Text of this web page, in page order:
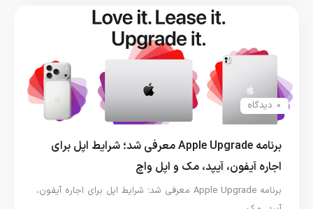
0 دیدگاه
برنامه Apple Upgrade معرفی شد؛ شرایط اپل برای
اجاره آیفون، آیپد، مک و اپل واچ
برنامه Apple Upgrade معرفی شد؛ شرایط اپل برای اجاره آیفون،